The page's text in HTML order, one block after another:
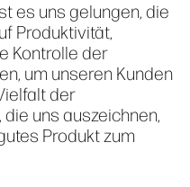
es uns gelungen, die
Produktivität,
Kontrolle der
um unseren Kunden
der
uns auszeichnen,
Produkt zum